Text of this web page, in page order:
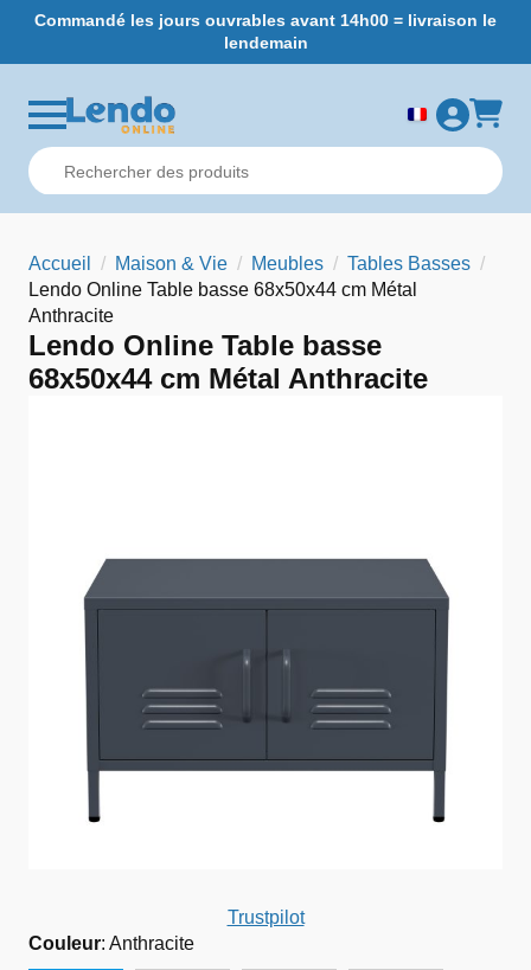
Commandé les jours ouvrables avant 14h00 = livraison le
lendemain
Accueil Maison & Vie Meubles
Tables Basses
Lendo Online Table basse 68x50x44 cm Métal
Anthracite
Lendo Online Table basse
68x50x44 cm Métal Anthracite
Trustpilot
Couleur: Anthracite